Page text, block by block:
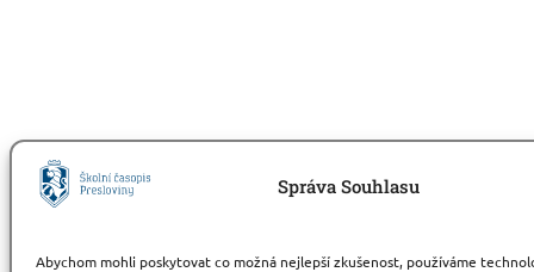
Správa Souhlasu
Abychom mohli poskytovat co možná nejlepší zkušenost, používáme